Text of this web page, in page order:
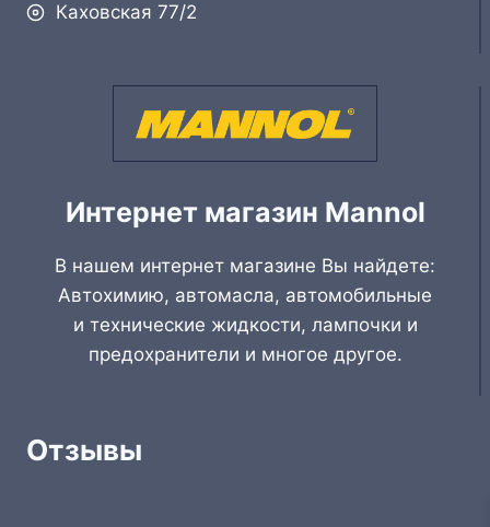
Каховская 77/2
Интернет магазин Mannol
В нашем интернет магазине Вы найдете:
Автохимию, автомасла, автомобильные
и технические жидкости, лампочки и
предохранители и многое другое.
Отзывы